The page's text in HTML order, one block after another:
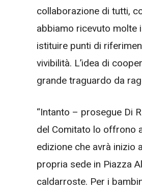
collaborazione di tutti,
abbiamo ricevuto molte
istituire punti di
vivibilità. L’idea di
grande traguardo da
“Intanto – prosegue Di
del Comitato lo offrono
edizione che avrà inizio
propria sede in Piazza
caldarroste. Per i